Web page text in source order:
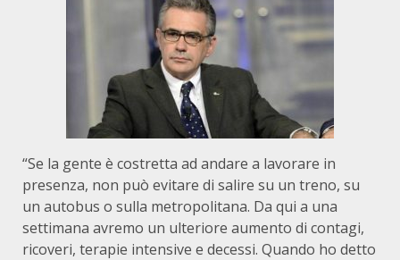
“Se la gente è costretta ad andare a lavorare in
presenza, non può evitare di salire su un treno, su
un autobus o sulla metropolitana. Da qui a una
settimana avremo un ulteriore aumento di contagi,
ricoveri, terapie intensive e decessi. Quando ho detto